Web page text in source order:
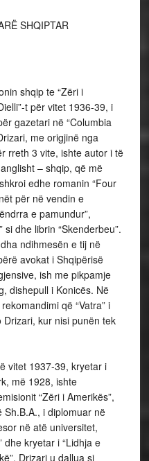
SHQIPTAR
shqip te “Zëri i
t për vitet 1936-39, i
gazetari në “Columbia
me origjinë nga
rreth 3 vite, ishte autor i të
– shqip, që më
edhe romanin “Four
për në vendin e
e pamundur”,
si dhe librin “Skenderbeu”.
ndihmesën e tij në
avokat i Shqipërisë
ish me pikpamje
dishepull i Konicës. Në
që “Vatra” i
Drizari, kur nisi punën tek
vitet 1937-39, kryetar i
më 1928, ishte
“Zëri i Amerikës”,
i diplomuar në
në atë universitet,
dhe kryetar i “Lidhja e
Drizari u dallua si